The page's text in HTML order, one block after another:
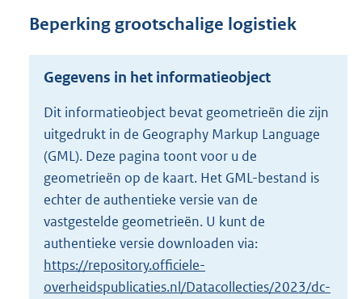
n
s
r
o
t
t
e
2
0
K
Beperking grootschalige logistiek
Gegevens in het informatieobject
Dit informatieobject bevat geometrieën die zijn
uitgedrukt in de Geography Markup Language
(GML). Deze pagina toont voor u de
geometrieën op de kaart. Het GML-bestand is
echter de authentieke versie van de
vastgestelde geometrieën. U kunt de
authentieke versie downloaden via:
https://repository.officiele-
overheidspublicaties.nl/Datacollecties/2023/dc-